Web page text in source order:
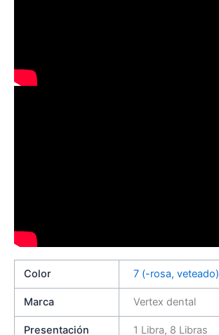
Color 7 (-rosa, veteado)
Marca Vertex dental
Presentación 1 Libra, 8 Libras